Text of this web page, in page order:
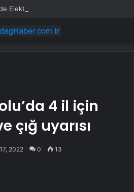
4 il için
çığ uyarısı
2022 0 13